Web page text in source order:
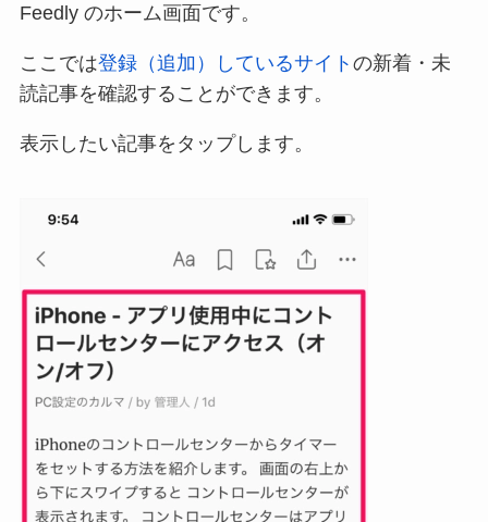
Feedly のホーム画面です。
ここでは登録（追加）しているサイト の新着・未
読記事を確認することができます。
表示したい記事をタップします。